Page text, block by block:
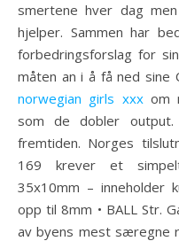
smertene hver dag
hjelper. Sammen har
forbedringsforslag for
måten an i å få ned sine
norwegian girls xxxom
som de dobler
fremtiden. Norges
169 krever et
35x10mm – inneholder
opp til 8mm • BALL Str.
av byens mest særegne